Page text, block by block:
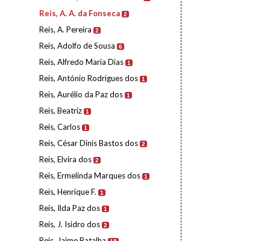
Reis, A. A. da Fonseca 2
Reis, A. Pereira 2
Reis, Adolfo de Sousa 6
Reis, Alfredo Maria Dias 1
Reis, António Rodrigues dos 1
Reis, Aurélio da Paz dos 1
Reis, Beatriz 1
Reis, Carlos 1
Reis, César Dinis Bastos dos 2
Reis, Elvira dos 2
Reis, Ermelinda Marques dos 1
Reis, Henrique F. 1
Reis, Ilda Paz dos 1
Reis, J. Isidro dos 2